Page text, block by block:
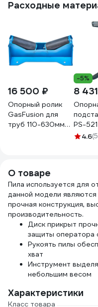
Расходные
16 500 ₽
Опорный ролик
GasFusion для
труб 110-630мм
-5%
8
PS-
4.6
О товаре
Пила используется для
данной модели
прочная конструкция,
производительность.
Диск прикрыт
защиты оператора
Рукоять пилы
хват
Инструмент
небольшим весом
Характеристики
Класс товара